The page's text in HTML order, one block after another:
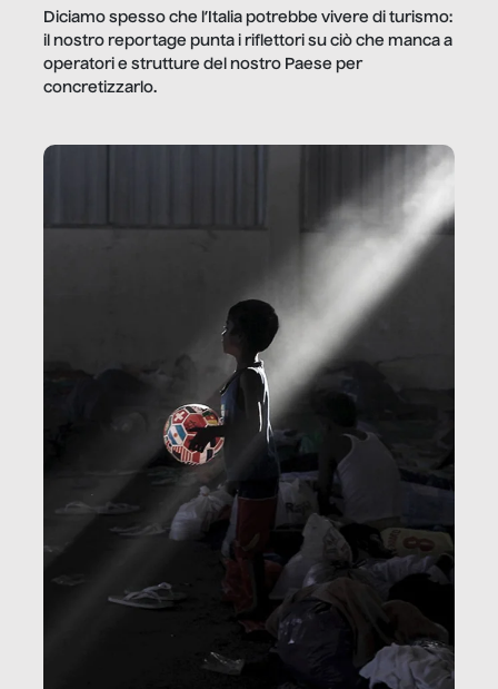
Diciamo spesso che l’Italia potrebbe vivere di turismo:
il nostro reportage punta i riflettori su ciò che manca a
operatori e strutture del nostro Paese per
concretizzarlo.